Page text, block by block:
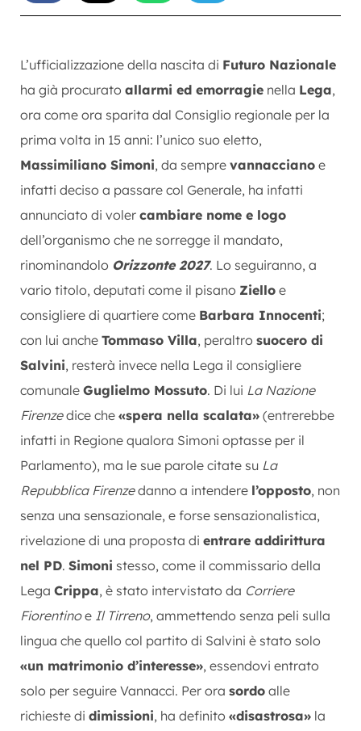
L’ufficializzazione della nascita di Futuro Nazionale
ha già procurato allarmi ed emorragie nella Lega,
ora come ora sparita dal Consiglio regionale per la
prima volta in 15 anni: l’unico suo eletto,
Massimiliano Simoni, da sempre vannacciano e
infatti deciso a passare col Generale, ha infatti
annunciato di voler cambiare nome e logo
dell’organismo che ne sorregge il mandato,
rinominandolo Orizzonte 2027. Lo seguiranno, a
vario titolo, deputati come il pisano Ziello e
consigliere di quartiere come Barbara Innocenti;
con lui anche Tommaso Villa, peraltro suocero di
Salvini, resterà invece nella Lega il consigliere
comunale Guglielmo Mossuto. Di lui La Nazione
Firenzedice che «spera nella scalata» (entrerebbe
infatti in Regione qualora Simoni optasse per il
Parlamento), ma le sue parole citate su La
Repubblica Firenzedanno a intendere l’opposto, non
senza una sensazionale, e forse sensazionalistica,
rivelazione di una proposta di entrare addirittura
nel PD. Simoni stesso, come il commissario della
Lega Crippa, è stato intervistato da Corriere
Fiorentinoe Il Tirreno, ammettendo senza peli sulla
lingua che quello col partito di Salvini è stato solo
«un matrimonio d’interesse», essendovi entrato
solo per seguire Vannacci. Per ora sordo alle
richieste di dimissioni, ha definito «disastrosa» la